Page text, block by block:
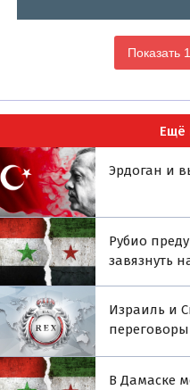
Показать
Ещё
Эрдоган и
Рубио
завязнуть
Израиль и
переговоры
В Дамаске